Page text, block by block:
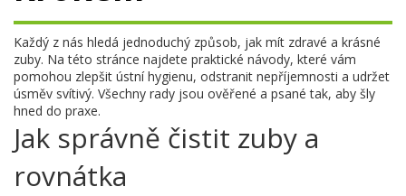
Každý z nás hledá jednoduchý způsob, jak mít zdravé a krásné
zuby. Na této stránce najdete praktické návody, které vám
pomohou zlepšit ústní hygienu, odstranit nepříjemnosti a udržet
úsměv svítivý. Všechny rady jsou ověřené a psané tak, aby šly
hned do praxe.
Jak správně čistit zuby a
rovnátka